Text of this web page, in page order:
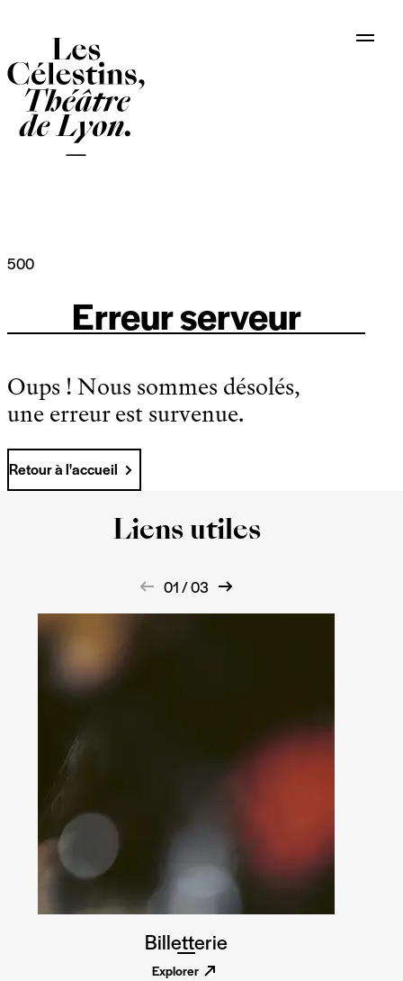
500
Erreur serveur
Oups ! Nous sommes désolés,
une erreur est survenue.
Retour à l'accueil
Liens utiles
01 / 03
Billetterie
Explorer